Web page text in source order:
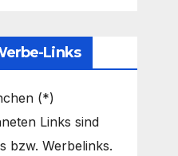
Links
(*)
Links sind
bzw. Werbelinks.